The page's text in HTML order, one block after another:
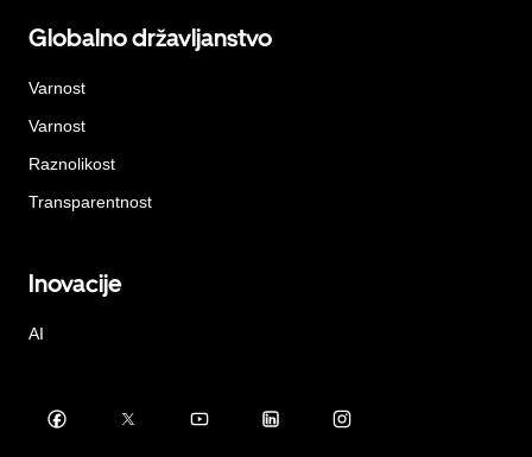
Globalno državljanstvo
Varnost
Varnost
Raznolikost
Transparentnost
Inovacije
AI